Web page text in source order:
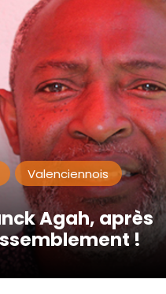
Valenciennois
Agah, après
!